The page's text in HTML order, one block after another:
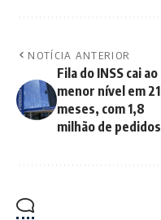
NOTÍCIA ANTERIOR
Fila do INSS cai ao
menor nível em 21
meses, com 1,8
milhão de pedidos